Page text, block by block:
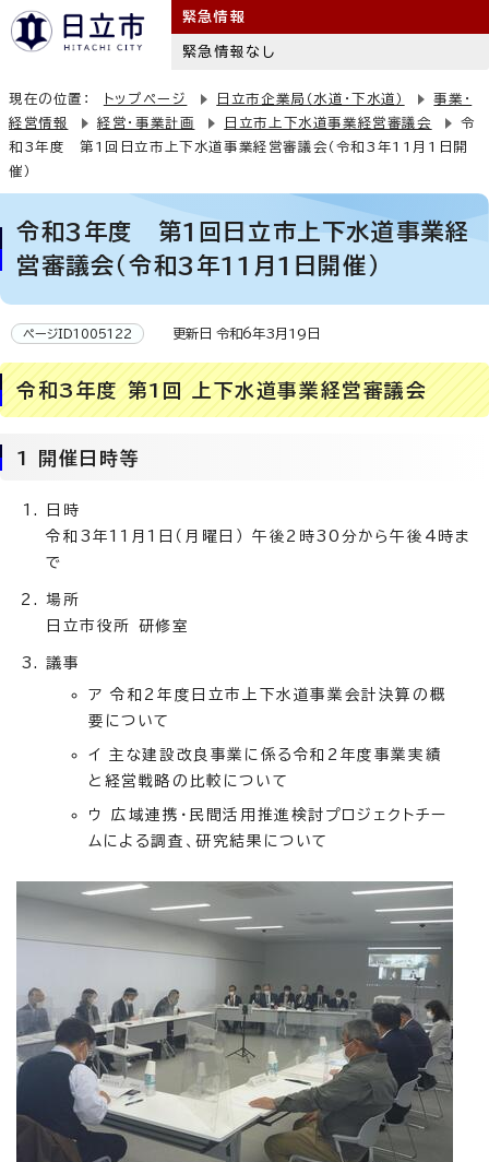
緊急情報
緊急情報なし
現在の位置： トップページ 日立市企業局（水道・下水道）
事業・
経営情報
経営・事業計画 日立市上下水道事業経営審議会
令
和3年度 第1回日立市上下水道事業経営審議会（令和3年11月1日開
催）
令和3年度 第1回日立市上下水道事業経
営審議会（令和3年11月1日開催）
ページID1005122 更新日 令和6年3月19日
令和3年度 第1回 上下水道事業経営審議会
1 開催日時等
日時
令和3年11月1日（月曜日） 午後2時30分から午後4時ま
で
場所
日立市役所 研修室
議事
ア 令和2年度日立市上下水道事業会計決算の概
要について
イ 主な建設改良事業に係る令和2年度事業実績
と経営戦略の比較について
ウ 広域連携・民間活用推進検討プロジェクトチー
ムによる調査、研究結果について